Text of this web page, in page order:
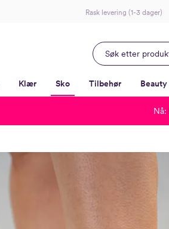
Rask levering (1-3 dager)
Klær Sko Tilbehør Beauty
Nå: